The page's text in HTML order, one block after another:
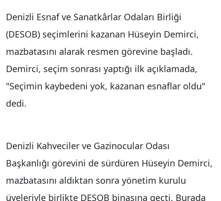
Denizli Esnaf ve Sanatkârlar Odaları Birliği
(DESOB) seçimlerini kazanan Hüseyin Demirci,
mazbatasını alarak resmen görevine başladı.
Demirci, seçim sonrası yaptığı ilk açıklamada,
"Seçimin kaybedeni yok, kazanan esnaflar oldu"
dedi.
Denizli Kahveciler ve Gazinocular Odası
Başkanlığı görevini de sürdüren Hüseyin Demirci,
mazbatasını aldıktan sonra yönetim kurulu
üyeleriyle birlikte DESOB binasına geçti. Burada